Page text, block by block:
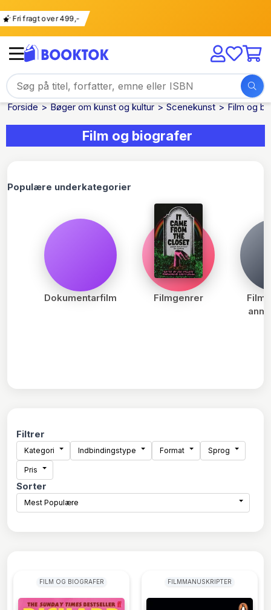
Fri fragt over 499,-
Forside Bøger om kunst og kultur Scenekunst Film og
Film og biografer
Populære underkategorier
Dokumentarfilm Filmgenrer
Filtrer
Kategori Indbindingstype Format Sprog
Pris
Sorter
Mest Populære
FILM OG BIOGRAFER FILMMANUSKRIPTER